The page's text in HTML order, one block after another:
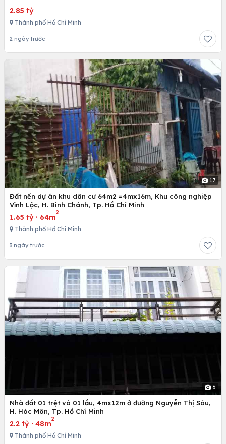
2.85 tỷ
Thành phố Hồ Chí Minh
2 ngày trước
17
Đất nền dự án khu dân cư 64m2 =4mx16m, Khu công nghiệp
Vĩnh Lộc, H. Bình Chánh, Tp. Hồ Chí Minh
1.65 tỷ · 64m
2
Thành phố Hồ Chí Minh
3 ngày trước
6
Nhà đất 01 trệt và 01 lầu, 4mx12m ở đường Nguyễn Thị Sáu,
H. Hóc Môn, Tp. Hồ Chí Minh
2.2 tỷ · 48m
2
Thành phố Hồ Chí Minh